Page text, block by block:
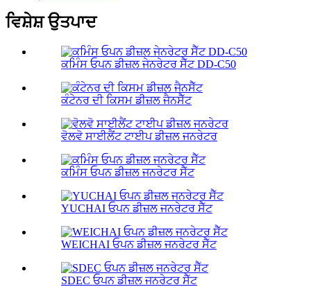
ਵਿਸ਼ੇਸ਼ ਉਤਪਾਦ
ਕਮਿੰਸ ਓਪਨ ਡੀਜ਼ਲ ਜੇਨਰੇਟਰ ਸੈੱਟ DD-C50
ਕੰਟੇਨਰ ਦੀ ਕਿਸਮ ਡੀਜ਼ਲ ਜੈਨਸੈੱਟ
ਵੋਲਵੋ ਸਾਈਲੈਂਟ ਟਾਈਪ ਡੀਜ਼ਲ ਜਨਰੇਟਰ
ਕਮਿੰਸ ਓਪਨ ਡੀਜ਼ਲ ਜਨਰੇਟਰ ਸੈੱਟ
YUCHAI ਓਪਨ ਡੀਜ਼ਲ ਜਨਰੇਟਰ ਸੈੱਟ
WEICHAI ਓਪਨ ਡੀਜ਼ਲ ਜਨਰੇਟਰ ਸੈੱਟ
SDEC ਓਪਨ ਡੀਜ਼ਲ ਜਨਰੇਟਰ ਸੈੱਟ